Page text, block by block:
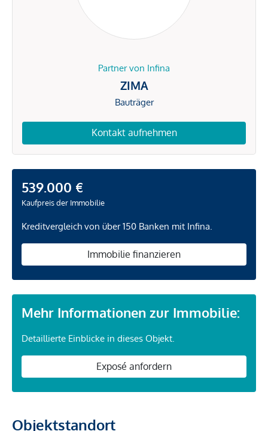
Partner von Infina
ZIMA
Bauträger
Kontakt aufnehmen
539.000 €
Kaufpreis der Immobilie
Kreditvergleich von über 150 Banken mit Infina.
Immobilie finanzieren
Mehr Informationen zur Immobilie:
Detaillierte Einblicke in dieses Objekt.
Exposé anfordern
Objektstandort